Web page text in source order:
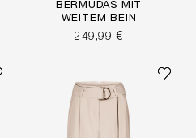
BERMUDAS MIT
WEITEM BEIN
249,99 €